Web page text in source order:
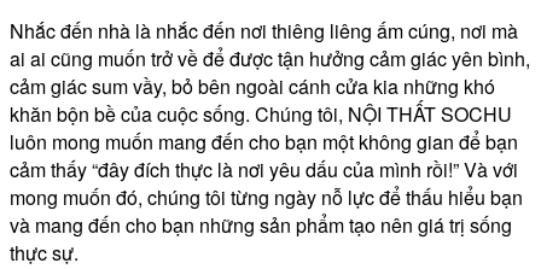
Nhắc đến nhà là nhắc đến nơi thiêng liêng ấm cúng, nơi mà
ai ai cũng muốn trở về để được tận hưởng cảm giác yên bình,
cảm giác sum vầy, bỏ bên ngoài cánh cửa kia những khó
khăn bộn bề của cuộc sống. Chúng tôi, NỘI THẤT SOCHU
luôn mong muốn mang đến cho bạn một không gian để bạn
cảm thấy “đây đích thực là nơi yêu dấu của mình rồi!” Và với
mong muốn đó, chúng tôi từng ngày nỗ lực để thấu hiểu bạn
và mang đến cho bạn những sản phẩm tạo nên giá trị sống
thực sự.